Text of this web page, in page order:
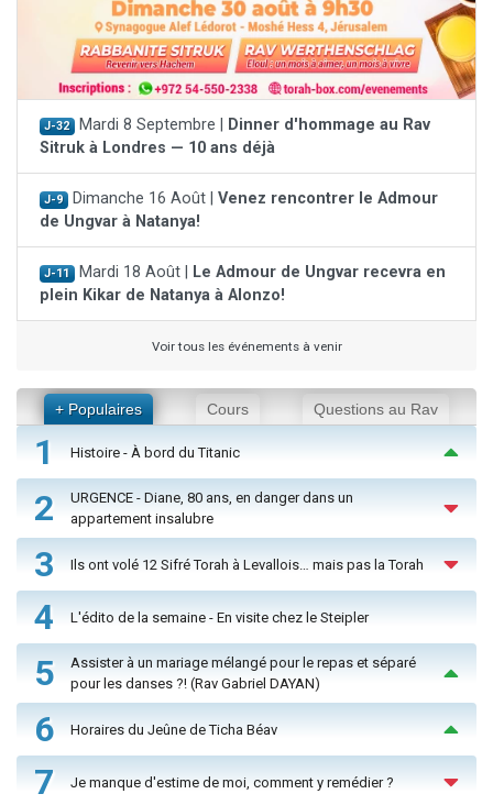
J-32 Mardi 8 Septembre |
Dinner d'hommage au Rav
Sitruk à Londres — 10 ans déjà
J-9 Dimanche 16 Août | Venez rencontrer le Admour
de Ungvar à Natanya!
J-11 Mardi 18 Août |
Le Admour de Ungvar recevra en
plein Kikar de Natanya à Alonzo!
Voir tous les événements à venir
+ Populaires Cours Questions au Rav
1 Histoire - À bord du Titanic
2
URGENCE - Diane, 80 ans, en danger dans un
appartement insalubre
3 Ils ont volé 12 Sifré Torah à Levallois… mais pas la Torah
4 L'édito de la semaine - En visite chez le Steipler
5
Assister à un mariage mélangé pour le repas et séparé
pour les danses ?! (Rav Gabriel DAYAN)
6 Horaires du Jeûne de Ticha Béav
7 Je manque d'estime de moi, comment y remédier ?